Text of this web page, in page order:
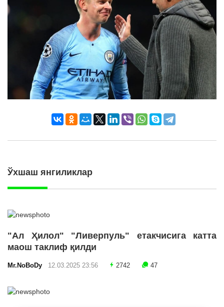
Ўхшаш янгиликлар
"Ал Ҳилол" "Ливерпуль" етакчисига катта
маош таклиф қилди
Mr.NoBoDy 12.03.2025 23:56 2742 47